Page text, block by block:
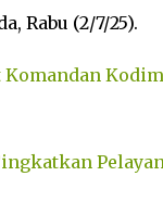
Rabu (2/7/25).
Komandan